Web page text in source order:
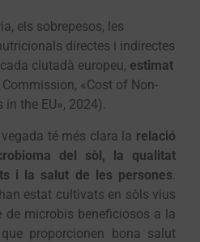
els sobrepesos, les
directes i indirectes
ciutadà europeu, estimat
Commission, «Cost of Non-
the EU», 2024).
té més clara la relació
del sòl, la qualitat
i la salut de les persones
estat cultivats en sòls vius
microbis beneficiosos a la
proporcionen bona salut